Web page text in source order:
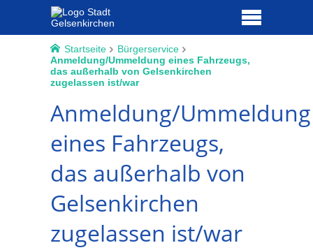
Startseite
Bürgerservice
Anmeldung/Ummeldung eines Fahrzeugs,
das außerhalb von Gelsenkirchen
zugelassen ist/war
Anmeldung/Ummeldung
eines Fahrzeugs,
das außerhalb von
Gelsenkirchen
zugelassen ist/war